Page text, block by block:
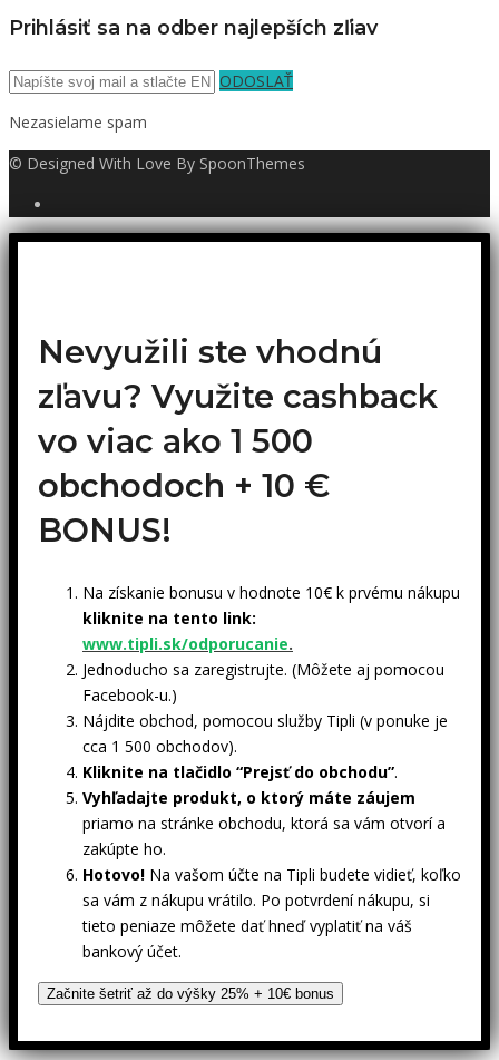
Prihlásiť sa na odber najlepších zľiav
ODOSLAŤ
Nezasielame spam
© Designed With Love By SpoonThemes
Nevyužili ste vhodnú
zľavu? Využite cashback
vo viac ako 1 500
obchodoch + 10 €
BONUS!
Na získanie bonusu v hodnote 10€ k prvému nákupu
kliknite na tento link:
www.tipli.sk/odporucanie.
Jednoducho sa zaregistrujte. (Môžete aj pomocou
Facebook-u.)
Nájdite obchod, pomocou služby Tipli (v ponuke je
cca 1 500 obchodov).
Kliknite na tlačidlo “Prejsť do obchodu”.
Vyhľadajte produkt, o ktorý máte záujem
priamo na stránke obchodu, ktorá sa vám otvorí a
zakúpte ho.
Hotovo! Na vašom účte na Tipli budete vidieť, koľko
sa vám z nákupu vrátilo. Po potvrdení nákupu, si
tieto peniaze môžete dať hneď vyplatiť na váš
bankový účet.
Začnite šetriť až do výšky 25% + 10€ bonus